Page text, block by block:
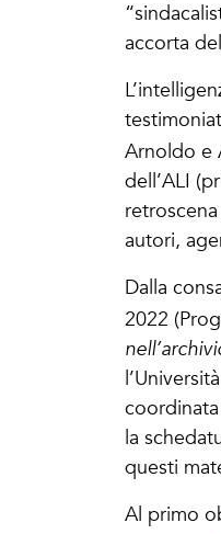
accorta
Arnoldo e
dell’ALI
autori,
Dalla
2022
la
questi
Al primo